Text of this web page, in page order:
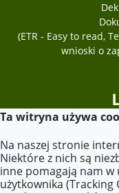
(ETR - Easy to read,
wnioski o
Ta witryna używa
Na naszej stronie
Niektóre z nich są
inne pomagają nam
użytkownika (Tracking